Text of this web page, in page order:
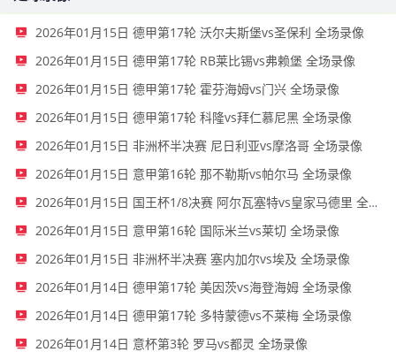
2026年01月15日 德甲第17轮 沃尔夫斯堡vs圣保利 全场录像
2026年01月15日 德甲第17轮 RB莱比锡vs弗赖堡 全场录像
2026年01月15日 德甲第17轮 霍芬海姆vs门兴 全场录像
2026年01月15日 德甲第17轮 科隆vs拜仁慕尼黑 全场录像
2026年01月15日 非洲杯半决赛 尼日利亚vs摩洛哥 全场录像
2026年01月15日 意甲第16轮 那不勒斯vs帕尔马 全场录像
2026年01月15日 国王杯1/8决赛 阿尔瓦塞特vs皇家马德里 全场录像
2026年01月15日 意甲第16轮 国际米兰vs莱切 全场录像
2026年01月15日 非洲杯半决赛 塞内加尔vs埃及 全场录像
2026年01月14日 德甲第17轮 美因茨vs海登海姆 全场录像
2026年01月14日 德甲第17轮 多特蒙德vs不莱梅 全场录像
2026年01月14日 意杯第3轮 罗马vs都灵 全场录像